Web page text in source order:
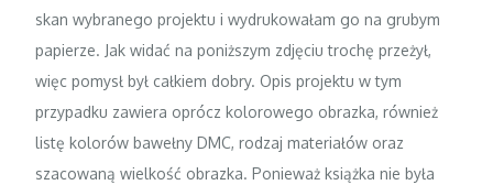
skan wybranego projektu i wydrukowałam go na grubym
papierze. Jak widać na poniższym zdjęciu trochę przeżył,
więc pomysł był całkiem dobry. Opis projektu w tym
przypadku zawiera oprócz kolorowego obrazka, również
listę kolorów bawełny DMC, rodzaj materiałów oraz
szacowaną wielkość obrazka. Ponieważ książka nie była